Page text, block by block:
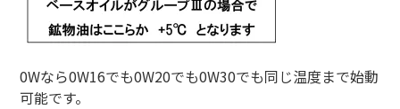
0Wなら0W16でも0W20でも0W30でも同じ温度まで始動
可能です。